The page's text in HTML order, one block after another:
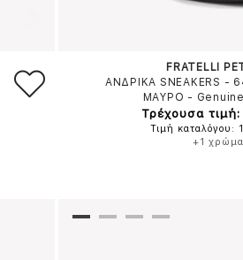
FRATELLI
ΑΝΔΡΙΚΑ SNEAKERS -
ΜΑΥΡΟ -
Τρέχουσα
Τιμή καταλόγου:
+1 χρώμα